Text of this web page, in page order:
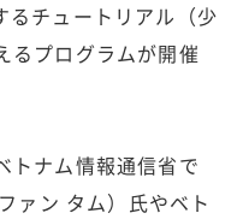
るチュートリアル（少
るプログラムが開催
ナム情報通信省で
ァン タム）氏やベト